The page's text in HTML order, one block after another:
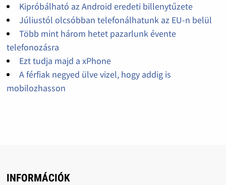
Kipróbálható az Android eredeti billenytűzete
Júliustól olcsóbban telefonálhatunk az EU-n belül
Több mint három hetet pazarlunk évente
telefonozásra
Ezt tudja majd a xPhone
A férfiak negyed ülve vizel, hogy addig is
mobilozhasson
INFORMÁCIÓK